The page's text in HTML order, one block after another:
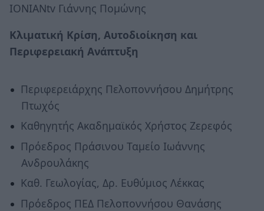
IONIANtv Γιάννης Πομώνης
Κλιματική Κρίση, Αυτοδιοίκηση και
Περιφερειακή Ανάπτυξη
Περιφερειάρχης Πελοποννήσου Δημήτρης
Πτωχός
Καθηγητής Ακαδημαϊκός Χρήστος Ζερεφός
Πρόεδρος Πράσινου Ταμείο Ιωάννης
Ανδρουλάκης
Καθ. Γεωλογίας, Δρ. Ευθύμιος Λέκκας
Πρόεδρος ΠΕΔ Πελοποννήσου Θανάσης